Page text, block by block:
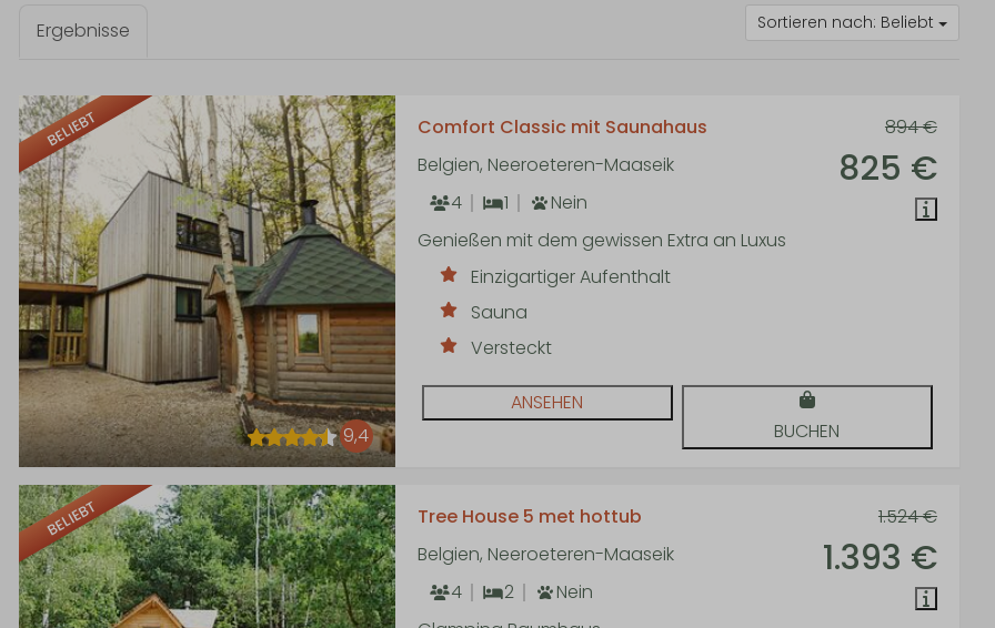
Sortieren nach: Beliebt
Ergebnisse
BELIEBT
9,4
894 €
825 €
Comfort Classic mit Saunahaus
Belgien, Neeroeteren-Maaseik
4
1
Nein
Genießen mit dem gewissen Extra an Luxus
Einzigartiger Aufenthalt
Sauna
Versteckt
ANSEHEN
BUCHEN
BELIEBT 1.524 €
1.393 €
Tree House 5 met hottub
Belgien, Neeroeteren-Maaseik
4
2
Nein